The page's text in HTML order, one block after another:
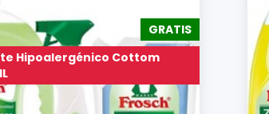
GRATIS
Hipoalergénico Cottom